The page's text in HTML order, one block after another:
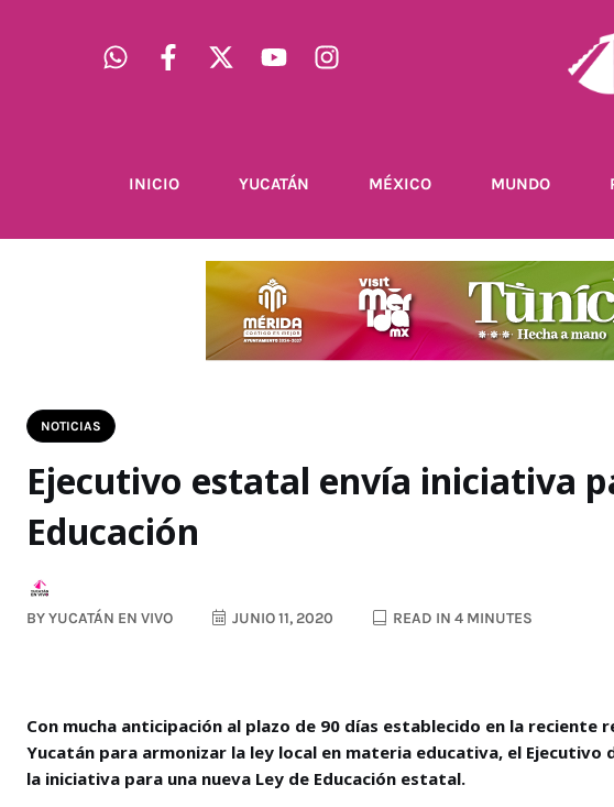
INICIO YUCATÁN MÉXICO MUNDO
NOTICIAS
Ejecutivo estatal envía iniciativa
Educación
BYYUCATÁN EN VIVO JUNIO 11, 2020 READ IN 4 MINUTES
Con mucha anticipación al plazo de 90 días establecido en la
Yucatán para armonizar la ley local en materia educativa, el Ejecutivo
la iniciativa para una nueva Ley de Educación estatal.